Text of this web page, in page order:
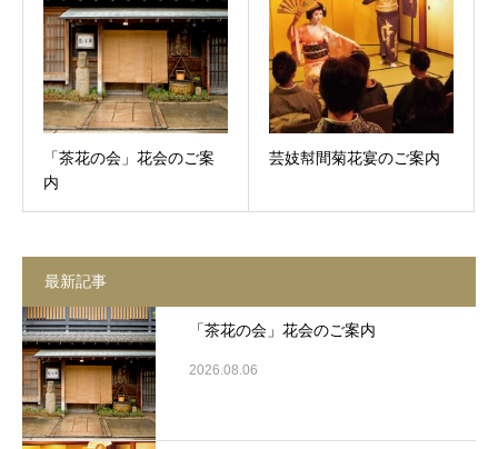
「茶花の会」花会のご案
内
芸妓幇間菊花宴のご案内
最新記事
「茶花の会」花会のご案内
2026.08.06